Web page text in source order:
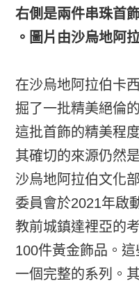
右側是兩件串珠首
。圖片由沙烏地阿
在沙烏地阿拉伯卡
掘了一批精美絕倫
這批首飾的精美程
其確切的來源仍然
沙烏地阿拉伯文化
委員會於2021年啟
教前城鎮達裡亞的
100件黃金飾品。
一個完整的系列。